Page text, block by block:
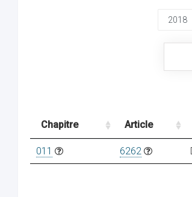
Chapitre Article
011 6262